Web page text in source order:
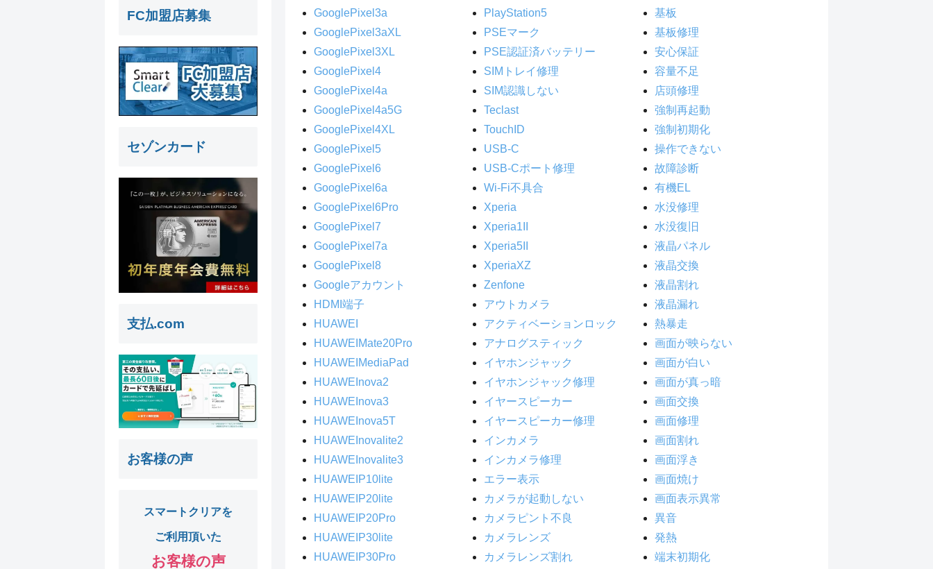
GooglePixel3a
GooglePixel3aXL
GooglePixel3XL
GooglePixel4
GooglePixel4a
GooglePixel4a5G
GooglePixel4XL
GooglePixel5
GooglePixel6
GooglePixel6a
GooglePixel6Pro
GooglePixel7
GooglePixel7a
GooglePixel8
Googleアカウント
HDMI端子
HUAWEI
HUAWEIMate20Pro
HUAWEIMediaPad
HUAWEInova2
HUAWEInova3
HUAWEInova5T
HUAWEInovalite2
HUAWEInovalite3
HUAWEIP10lite
HUAWEIP20lite
HUAWEIP20Pro
HUAWEIP30lite
HUAWEIP30Pro
PlayStation5
PSEマーク
PSE認証済バッテリー
SIMトレイ修理
SIM認識しない
Teclast
TouchID
USB-C
USB-Cポート修理
Wi-Fi不具合
Xperia
Xperia1II
Xperia5II
XperiaXZ
Zenfone
アウトカメラ
アクティベーションロック
アナログスティック
イヤホンジャック
イヤホンジャック修理
イヤースピーカー
イヤースピーカー修理
インカメラ
インカメラ修理
エラー表示
カメラが起動しない
カメラピント不良
カメラレンズ
カメラレンズ割れ
基板
基板修理
安心保証
容量不足
店頭修理
強制再起動
強制初期化
操作できない
故障診断
有機EL
水没修理
水没復旧
液晶パネル
液晶交換
液晶割れ
液晶漏れ
熱暴走
画面が映らない
画面が白い
画面が真っ暗
画面交換
画面修理
画面割れ
画面浮き
画面焼け
画面表示異常
異音
発熱
端末初期化
FC加盟店募集
セゾンカード
支払.com
お客様の声
スマートクリアを
ご利用頂いた
お客様の声